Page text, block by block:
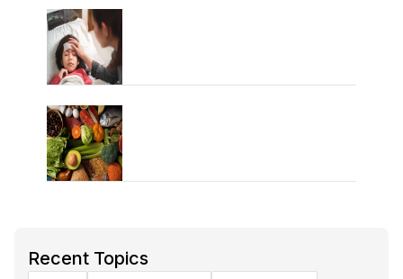
Recent Topics